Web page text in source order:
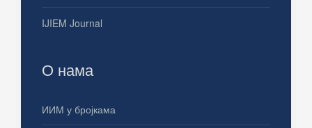
IJIEM Journal
О нама
ИИМ у бројкама